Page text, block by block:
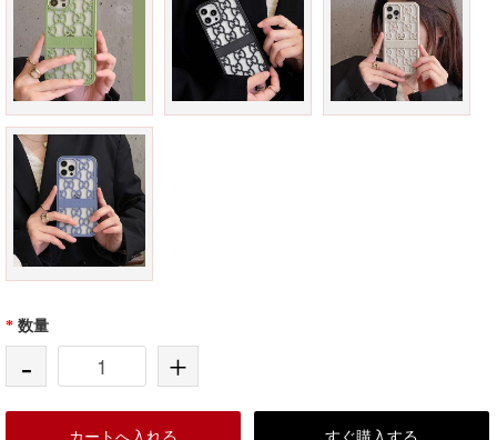
* 数量
- +